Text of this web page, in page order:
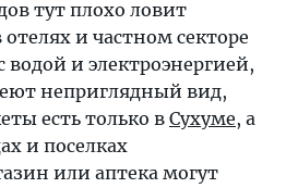
тут плохо ловит
и частном секторе
водой и электроэнергией,
неприглядный вид,
есть только вСухуме, а
и поселках
или аптека могут